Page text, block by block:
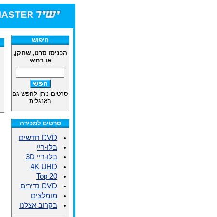
חיפוש
הכניסו סרט, שחקן,
או במאי
סרטים ניתן לחפש גם
באנגלית
סרטים למכירה
DVD חדשים
בלו-ריי
בלו-ריי 3D
4K UHD
Top 20
DVD נדירים
מומלצים
בקרוב אצלנו